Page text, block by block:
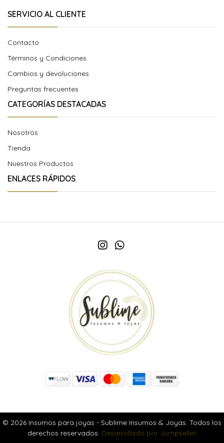
SERVICIO AL CLIENTE
Contacto
Términos y Condiciones
Cambios y devoluciones
Preguntas frecuentes
CATEGORÍAS DESTACADAS
Nosotros
Tienda
Nuestros Productos
ENLACES RÁPIDOS
© 2026 Insumos para joyas - Sublime Insumos & Joyas. Todos los
derechos reservados. Desarrollado por Jumpseller.